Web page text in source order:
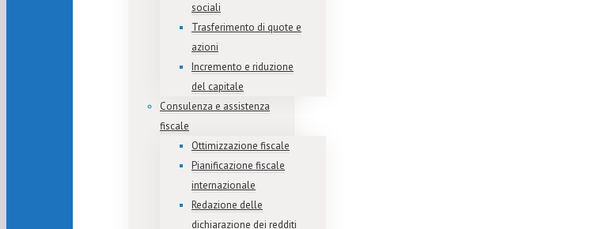
sociali
Trasferimento di quote e
azioni
Incremento e riduzione
del capitale
Consulenza e assistenza
fiscale
Ottimizzazione fiscale
Pianificazione fiscale
internazionale
Redazione delle
dichiarazione dei redditi